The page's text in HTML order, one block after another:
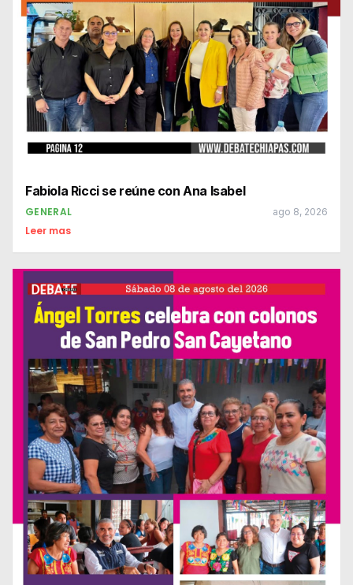
Fabiola Ricci se reúne con Ana Isabel
GENERAL ago 8, 2026
Leer mas